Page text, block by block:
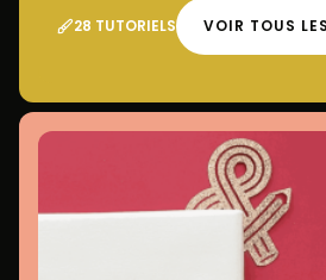
28 TUTORIELS VOIR TOUS